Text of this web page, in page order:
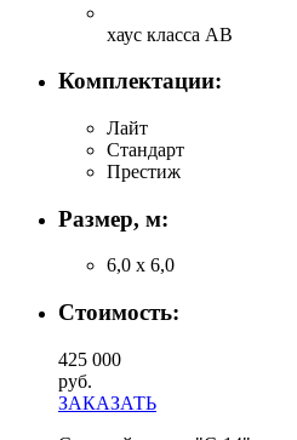
хаус класса АВ
Комплектации:
Лайт
Стандарт
Престиж
Размер, м:
6,0 х 6,0
Стоимость:
425 000
руб.
ЗАКАЗАТЬ